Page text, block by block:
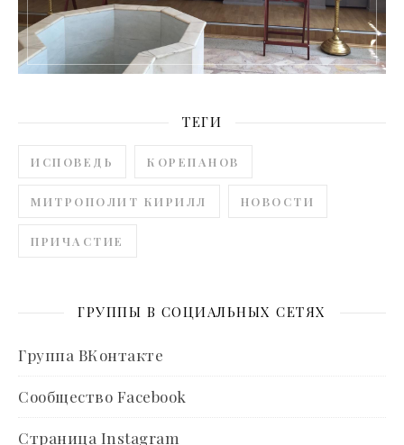
ТЕГИ
ИСПОВЕДЬ КОРЕПАНОВ
МИТРОПОЛИТ КИРИЛЛ НОВОСТИ
ПРИЧАСТИЕ
ГРУППЫ В СОЦИАЛЬНЫХ СЕТЯХ
Группа ВКонтакте
Сообщество Facebook
Страница Instagram